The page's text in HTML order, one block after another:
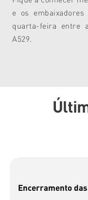
e os
quarta-feira entre
A529.
Encerramento